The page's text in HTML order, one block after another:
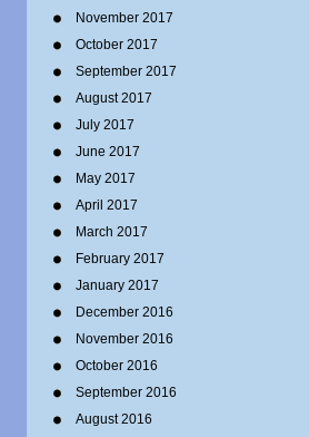
November 2017
October 2017
September 2017
August 2017
July 2017
June 2017
May 2017
April 2017
March 2017
February 2017
January 2017
December 2016
November 2016
October 2016
September 2016
August 2016